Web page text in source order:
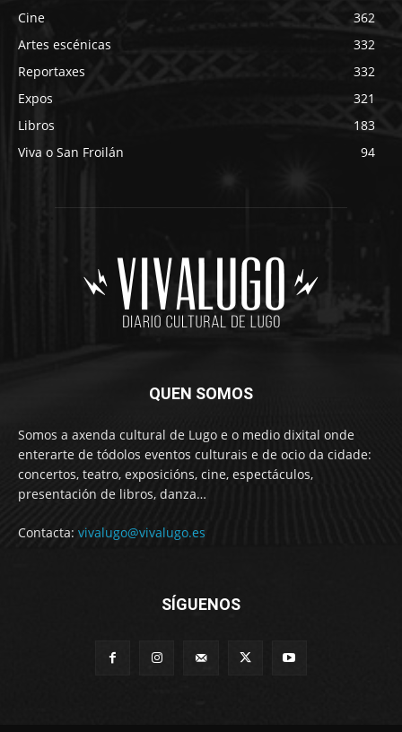
Cine
362
Artes escénicas
332
Reportaxes
332
Expos
321
Libros
183
Viva o San Froilán
94
QUEN SOMOS
Somos a axenda cultural de Lugo e o medio dixital onde
enterarte de tódolos eventos culturais e de ocio da cidade:
concertos, teatro, exposicións, cine, espectáculos,
presentación de libros, danza…
Contacta: vivalugo@vivalugo.es
SÍGUENOS